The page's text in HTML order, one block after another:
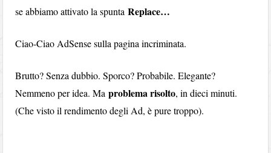
se abbiamo attivato la spuntaReplace…
Ciao-Ciao AdSense sulla pagina incriminata.
Brutto? Senza dubbio. Sporco? Probabile. Elegante?
Nemmeno per idea. Maproblema risolto, in dieci minuti.
(Che visto il rendimento degli Ad, è pure troppo).